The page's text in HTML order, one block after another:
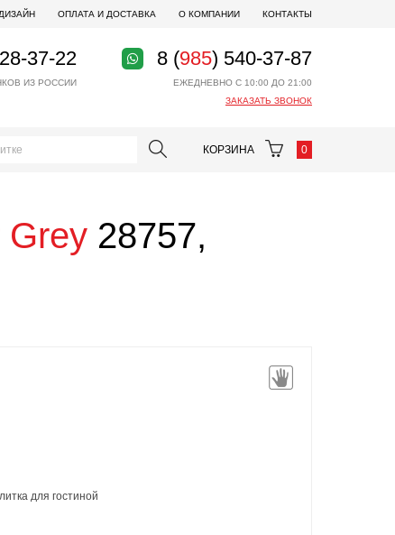
ОПЛАТА И ДОСТАВКА О КОМПАНИИ КОНТАКТЫ
37-22
ИЗ РОССИИ
8 (985) 540-37-87
ЕЖЕДНЕВНО С 10:00 ДО 21:00
ЗАКАЗАТЬ ЗВОНОК
КОРЗИНА 0
Grey 28757,
для гостиной